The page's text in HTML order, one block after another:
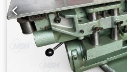
getoonde prijs is exclusief BTW
verrekenbaar voor
mogelijk van alles in de
Agjzrur Asmoha Yorick Diebels